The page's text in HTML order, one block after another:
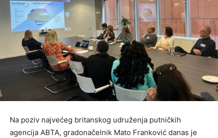
Na poziv najvećeg britanskog udruženja putničkih
agencija ABTA, gradonačelnik Mato Franković danas je